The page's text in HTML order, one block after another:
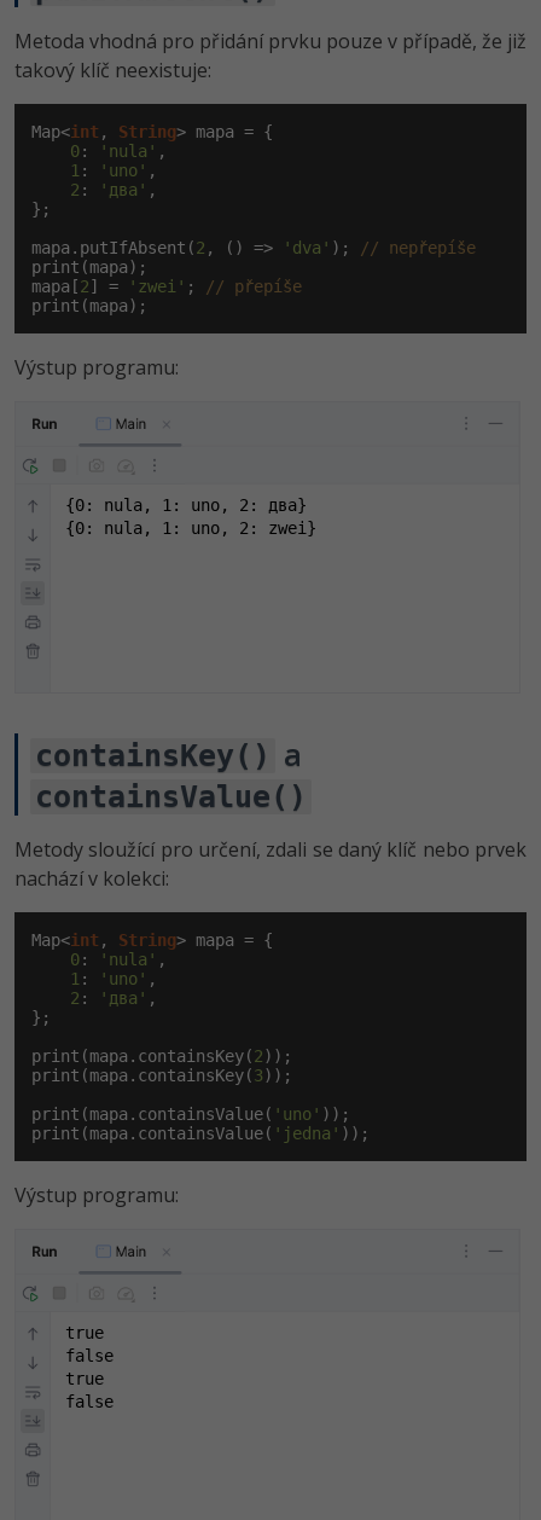
Metoda vhodná pro přidání prvku pouze v případě, že již
takový klíč neexistuje:
Map<int , String> mapa = {
0: 'nula' ,
1 : 'uno' ,
2 : 'два' ,
};
mapa.putIfAbsent(2 , () => 'dva' );
// nepřepíše
print(mapa);
mapa[2] = 'zwei' ;
// přepíše
print(mapa);
Výstup programu:
{0: nula, 1: uno, 2: два}
{0: nula, 1: uno, 2: zwei}
containsKey() a
containsValue()
Metody sloužící pro určení, zdali se daný klíč nebo prvek
nachází v kolekci:
Map<int , String> mapa = {
0: 'nula' ,
1 : 'uno' ,
2 : 'два' ,
};
print(mapa.containsKey(2));
print(mapa.containsKey(3));
print(mapa.containsValue( 'uno' ));
print(mapa.containsValue( 'jedna' ));
Výstup programu:
true
false
true
false